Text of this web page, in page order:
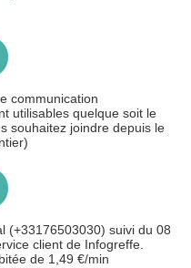
communication
utilisables quelque soit le
souhaitez joindre depuis le
(+33176503030) suivi du 08
client de Infogreffe.
de 1,49 €/min